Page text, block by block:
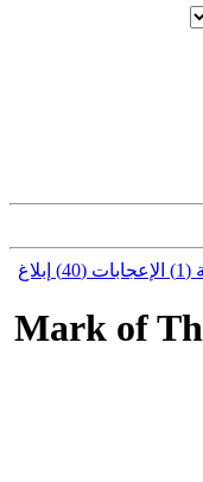
الإعجابات (40) إبلاغ
Mark of